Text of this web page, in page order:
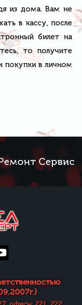
из дома. Вам не
в кассу, после
билет на
то получите
покупки в личном
Сервис